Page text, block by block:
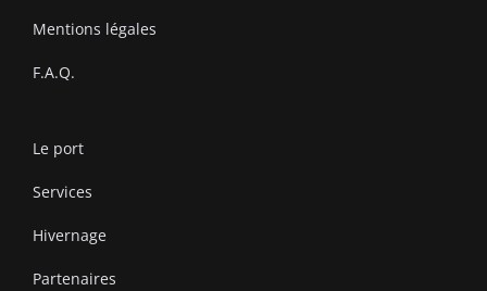
Mentions légales
F.A.Q.
Le port
Services
Hivernage
Partenaires